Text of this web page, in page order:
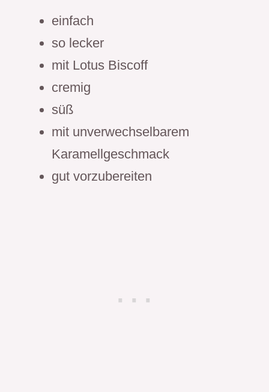
einfach
so lecker
mit Lotus Biscoff
cremig
süß
mit unverwechselbarem
Karamellgeschmack
gut vorzubereiten